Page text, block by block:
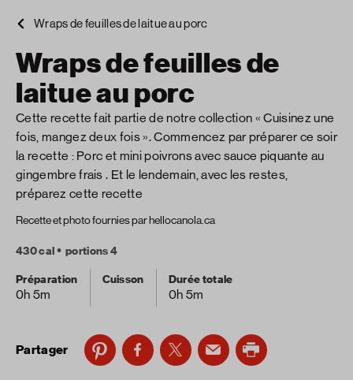
Wraps de feuilles de laitue au porc
Wraps de feuilles de
laitue au porc
Cette recette fait partie de notre collection « Cuisinez une
fois, mangez deux fois ». Commencez par préparer ce soir
la recette : Porc et mini poivrons avec sauce piquante au
gingembre frais . Et le lendemain, avec les restes,
préparez cette recette
Recette et photo fournies par hellocanola.ca
430 cal
portions 4
Préparation
0h 5m
Cuisson
Durée totale
0h 5m
Partager